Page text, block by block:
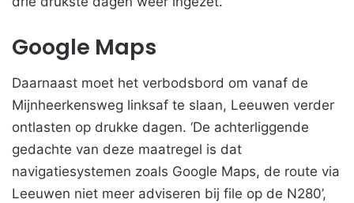
Google Maps
Daarnaast moet het verbodsbord om vanaf de
Mijnheerkensweg linksaf te slaan, Leeuwen verder
ontlasten op drukke dagen. ‘De achterliggende
gedachte van deze maatregel is dat
navigatiesystemen zoals Google Maps, de route via
Leeuwen niet meer adviseren bij file op de N280’,